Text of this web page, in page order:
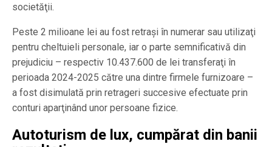
societăţii.
Peste 2 milioane lei au fost retraşi în numerar sau utilizaţi
pentru cheltuieli personale, iar o parte semnificativă din
prejudiciu – respectiv 10.437.600 de lei transferaţi în
perioada 2024-2025 către una dintre firmele furnizoare –
a fost disimulată prin retrageri succesive efectuate prin
conturi aparţinând unor persoane fizice.
Autoturism de lux, cumpărat din banii